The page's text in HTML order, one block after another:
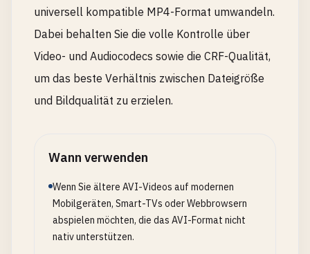
universell kompatible MP4-Format umwandeln.
Dabei behalten Sie die volle Kontrolle über
Video- und Audiocodecs sowie die CRF-Qualität,
um das beste Verhältnis zwischen Dateigröße
und Bildqualität zu erzielen.
Wann verwenden
Wenn Sie ältere AVI-Videos auf modernen
Mobilgeräten, Smart-TVs oder Webbrowsern
abspielen möchten, die das AVI-Format nicht
nativ unterstützen.